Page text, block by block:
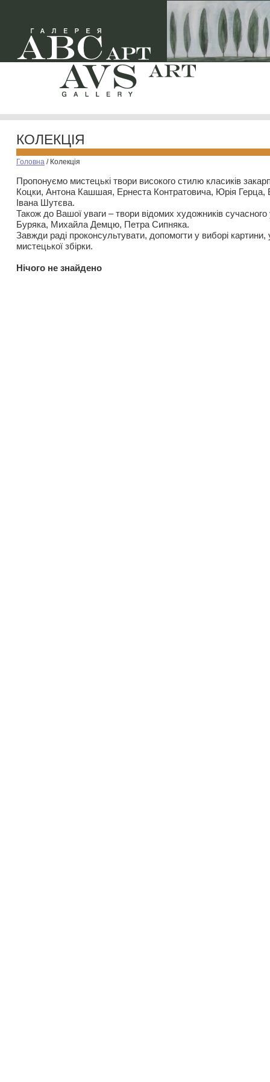
КОЛЕКЦІЯ
Головна / Колекція
Пропонуємо мистецькі твори високого стилю класиків
Коцки, Антона Кашшая, Ернеста Контратовича, Юрія
Івана Шутєва.
Також до Вашої уваги – твори відомих художників
Буряка, Михайла Демцю, Петра Сипняка.
Завжди раді проконсультувати, допомогти у виборі картини,
мистецької збірки.
Нiчого не знайдено